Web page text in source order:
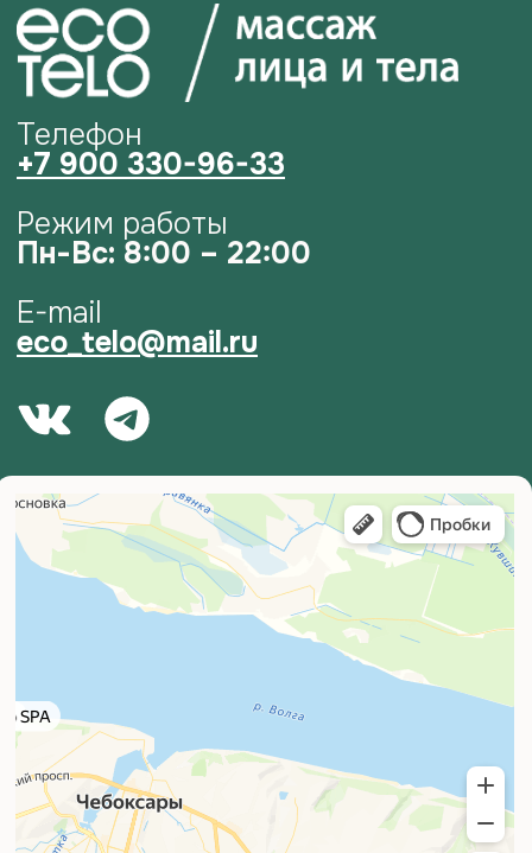
ECO TELO СЗР
г. Чебоксары, ул. Петра
Ермолаева, 3
ECO TELO СПА
г. Чебоксары, ул. Петра
Ермолаева, 3
+7 (908) 300-18-45
eco_telo@mail.ru